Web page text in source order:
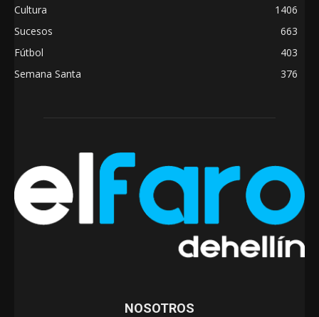
Cultura
1406
Sucesos
663
Fútbol
403
Semana Santa
376
NOSOTROS